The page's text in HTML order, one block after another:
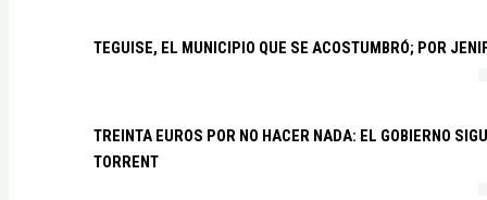
TEGUISE, EL MUNICIPIO QUE SE ACOSTUMBRÓ; POR
TREINTA EUROS POR NO HACER NADA: EL GOBIERNO
TORRENT